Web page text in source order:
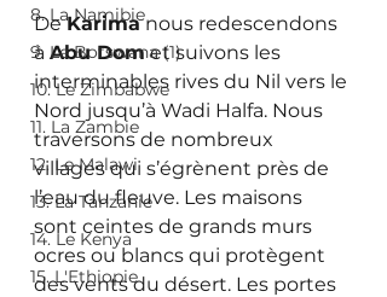
8. La Namibie
9. Le Botswana (1)
10. Le Zimbabwe
11. La Zambie
12. Le Malawi
13. La Tanzanie
14. Le Kenya
15. L'Ethiopie
De Karima nous redescendons
à Abu Dom et suivons les
interminables rives du Nil vers le
Nord jusqu’à Wadi Halfa. Nous
traversons de nombreux
villages qui s’égrènent près de
l’eau du fleuve. Les maisons
sont ceintes de grands murs
ocres ou blancs qui protègent
des vents du désert. Les portes